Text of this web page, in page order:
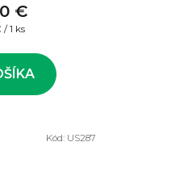
€
/ 1 ks
Kód: US287